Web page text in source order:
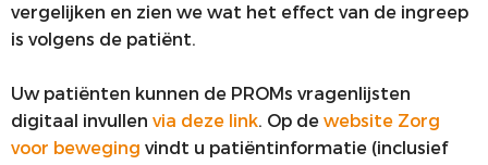
vergelijken en zien we wat het effect van de ingreep
is volgens de patiënt.
Uw patiënten kunnen de PROMs vragenlijsten
digitaal invullen via deze link. Op dewebsite Zorg
voor beweging vindt u patiëntinformatie (inclusief